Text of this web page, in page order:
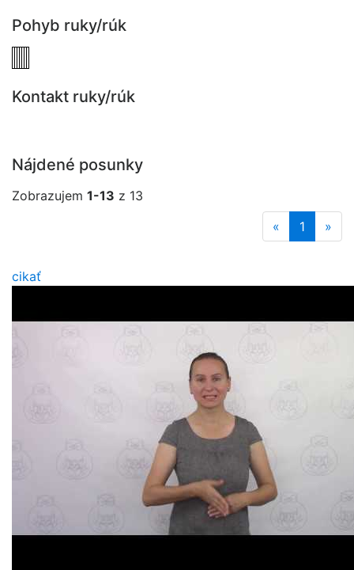
Pohyb ruky/rúk
Kontakt ruky/rúk
Nájdené posunky
Zobrazujem 1-13 z 13
«
1 »
cikať